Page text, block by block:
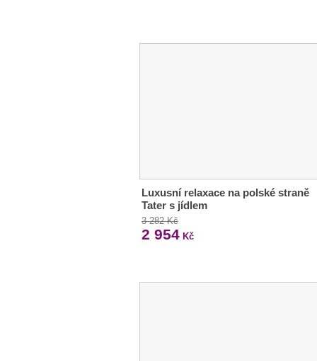
Luxusní relaxace na polské straně
Tater s jídlem
3 282 Kč
2 954 Kč